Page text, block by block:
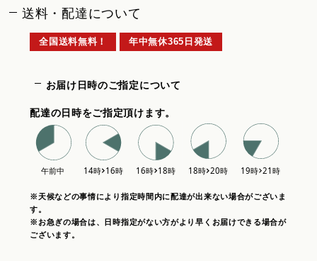
送料・配達について
全国送料無料！ 年中無休365日発送
お届け日時のご指定について
配達の日時をご指定頂けます。
※天候などの事情により指定時間内に配達が出来ない場合がございま
す。
※お急ぎの場合は、日時指定がない方がより早くお届けできる場合が
ございます。